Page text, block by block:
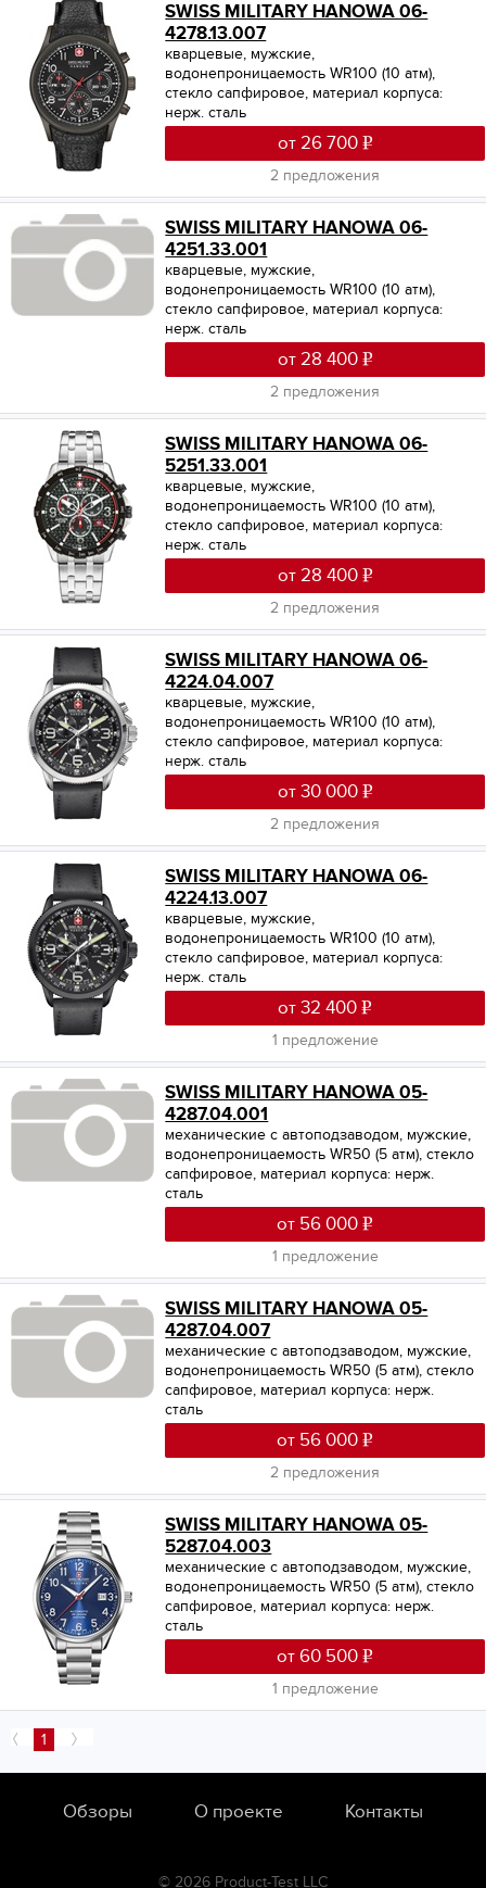
SWISS MILITARY HANOWA 06-
4278.13.007
кварцевые, мужские,
водонепроницаемость WR100 (10 атм),
стекло сапфировое, материал корпуса:
нерж. сталь
от 26 700
2 предложения
SWISS MILITARY HANOWA 06-
4251.33.001
кварцевые, мужские,
водонепроницаемость WR100 (10 атм),
стекло сапфировое, материал корпуса:
нерж. сталь
от 28 400
2 предложения
SWISS MILITARY HANOWA 06-
5251.33.001
кварцевые, мужские,
водонепроницаемость WR100 (10 атм),
стекло сапфировое, материал корпуса:
нерж. сталь
от 28 400
2 предложения
SWISS MILITARY HANOWA 06-
4224.04.007
кварцевые, мужские,
водонепроницаемость WR100 (10 атм),
стекло сапфировое, материал корпуса:
нерж. сталь
от 30 000
2 предложения
SWISS MILITARY HANOWA 06-
4224.13.007
кварцевые, мужские,
водонепроницаемость WR100 (10 атм),
стекло сапфировое, материал корпуса:
нерж. сталь
от 32 400
1 предложение
SWISS MILITARY HANOWA 05-
4287.04.001
механические с автоподзаводом, мужские,
водонепроницаемость WR50 (5 атм), стекло
сапфировое, материал корпуса: нерж.
сталь
от 56 000
1 предложение
SWISS MILITARY HANOWA 05-
4287.04.007
механические с автоподзаводом, мужские,
водонепроницаемость WR50 (5 атм), стекло
сапфировое, материал корпуса: нерж.
сталь
от 56 000
2 предложения
SWISS MILITARY HANOWA 05-
5287.04.003
механические с автоподзаводом, мужские,
водонепроницаемость WR50 (5 атм), стекло
сапфировое, материал корпуса: нерж.
сталь
от 60 500
1 предложение
1
Обзоры О проекте Контакты
© 2026 Product-Test LLC